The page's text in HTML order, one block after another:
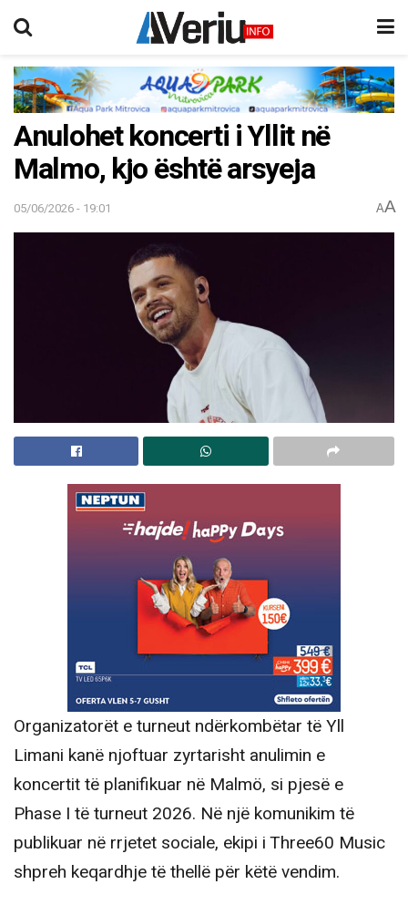
Anulohet koncerti i Yllit në
Malmo, kjo është arsyeja
05/06/2026 - 19:01 AA
Organizatorët e turneut ndërkombëtar të Yll
Limani kanë njoftuar zyrtarisht anulimin e
koncertit të planifikuar në Malmö, si pjesë e
Phase I të turneut 2026. Në një komunikim të
publikuar në rrjetet sociale, ekipi i Three60 Music
shpreh keqardhje të thellë për këtë vendim.